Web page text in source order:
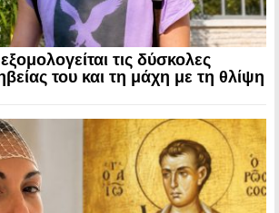
τις δύσκολες
του και τη μάχη με τη θλίψη